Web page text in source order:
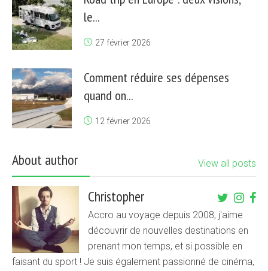
le...
27 février 2026
Comment réduire ses dépenses
quand on...
12 février 2026
About author View all posts
Christopher
Accro au voyage depuis 2008, j'aime
découvrir de nouvelles destinations en
prenant mon temps, et si possible en
faisant du sport ! Je suis également passionné de cinéma,